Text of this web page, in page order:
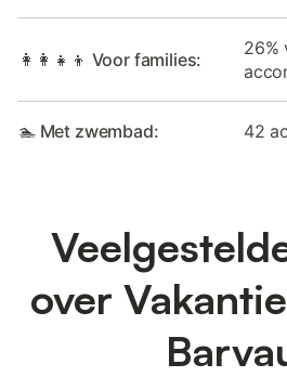
👩‍👩‍👧‍👦 Voor families:
26%
🏊 Met zwembad: 42
over